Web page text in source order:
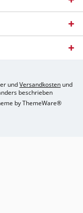
undVersandkosten und
beschrieben
byThemeWare®